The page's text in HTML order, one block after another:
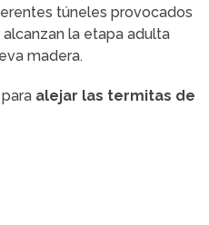
túneles provocados
la etapa adulta
madera.
alejar las termitas de